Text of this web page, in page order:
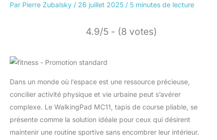
Par Pierre Zubalsky / 26 juillet 2025 / 5 minutes de lecture
4.9/5 - (8 votes)
Dans un monde où l’espace est une ressource précieuse,
concilier activité physique et vie urbaine peut s’avérer
complexe. Le WalkingPad MC11, tapis de course pliable, se
présente comme la solution idéale pour ceux qui désirent
maintenir une routine sportive sans encombrer leur intérieur.